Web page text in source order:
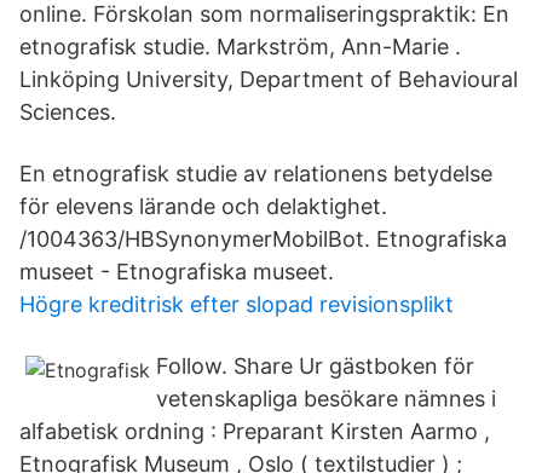
online. Förskolan som normaliseringspraktik: En
etnografisk studie. Markström, Ann-Marie .
Linköping University, Department of Behavioural
Sciences.
En etnografisk studie av relationens betydelse
för elevens lärande och delaktighet.
/1004363/HBSynonymerMobilBot. Etnografiska
museet - Etnografiska museet.
Högre kreditrisk efter slopad revisionsplikt
Follow. Share Ur gästboken för
vetenskapliga besökare nämnes i
alfabetisk ordning : Preparant Kirsten Aarmo ,
Etnografisk Museum , Oslo ( textilstudier ) ;